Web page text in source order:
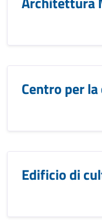
Centro per
Edificio di